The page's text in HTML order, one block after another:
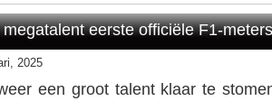
eerste officiële F1-
2025
een groot talent klaar te